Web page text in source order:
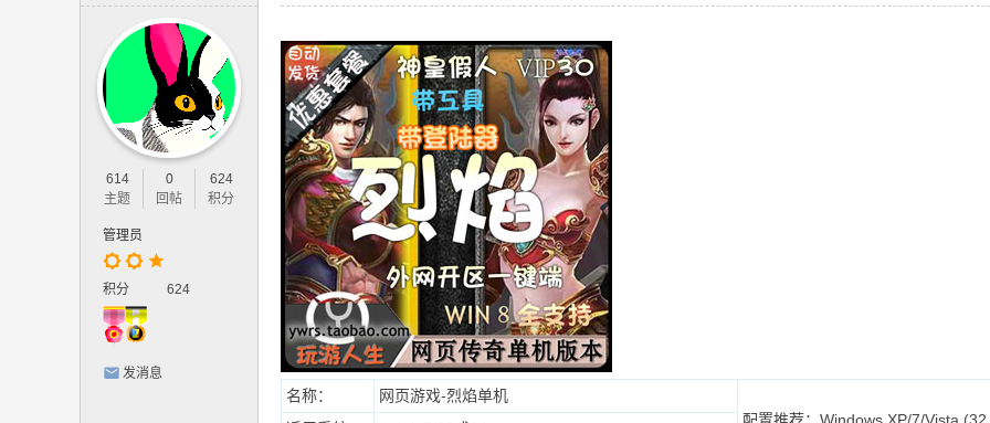
614
主题
0
回帖
624
积分
管理员
积分 624
发消息
名称：
网页游戏-烈焰单机